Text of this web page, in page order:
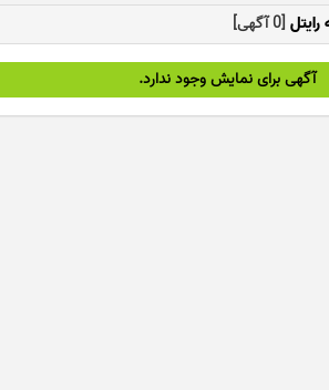
[0 آگهی]
آگهی برای نمایش وجود ندارد.